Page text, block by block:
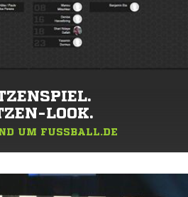
LOOK.
UM FUSSBALL.DE